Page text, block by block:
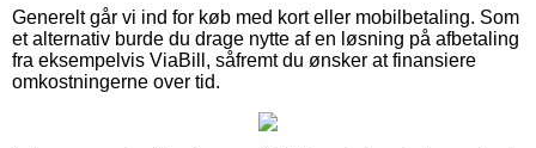
Generelt går vi ind for køb med kort eller mobilbetaling. Som
et alternativ burde du drage nytte af en løsning på afbetaling
fra eksempelvis ViaBill, såfremt du ønsker at finansiere
omkostningerne over tid.